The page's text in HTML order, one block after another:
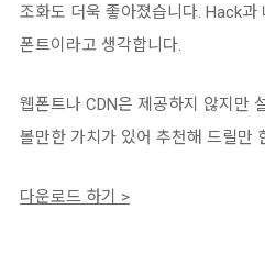
조화도 더욱 좋아졌습니다. Hack과
폰트이라고 생각합니다.
웹폰트나 CDN은 제공하지 않지만
볼만한 가치가 있어 추천해 드릴만
다운로드 하기 >